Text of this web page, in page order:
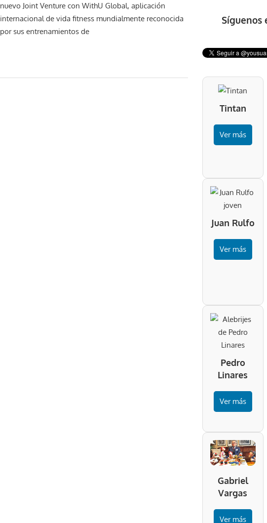
nuevo Joint Venture con WithU Global, aplicación
internacional de vida fitness mundialmente reconocida
por sus entrenamientos de
Síguenos
Tintan
Ver más
Juan Rulfo
Ver más
Pedro
Linares
Ver más
Gabriel
Vargas
Ver más